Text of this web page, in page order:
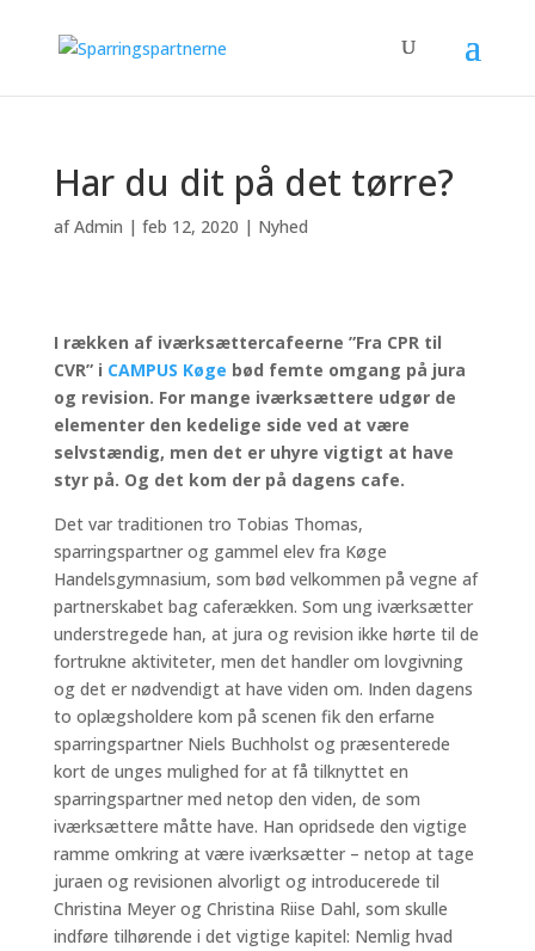
Har du dit på det tørre?
afAdmin | feb 12, 2020 | Nyhed
I rækken af iværksættercafeerne ”Fra CPR til
CVR” i CAMPUS Køge bød femte omgang på jura
og revision. For mange iværksættere udgør de
elementer den kedelige side ved at være
selvstændig, men det er uhyre vigtigt at have
styr på. Og det kom der på dagens cafe.
Det var traditionen tro Tobias Thomas,
sparringspartner og gammel elev fra Køge
Handelsgymnasium, som bød velkommen på vegne af
partnerskabet bag caferækken. Som ung iværksætter
understregede han, at jura og revision ikke hørte til de
fortrukne aktiviteter, men det handler om lovgivning
og det er nødvendigt at have viden om. Inden dagens
to oplægsholdere kom på scenen fik den erfarne
sparringspartner Niels Buchholst og præsenterede
kort de unges mulighed for at få tilknyttet en
sparringspartner med netop den viden, de som
iværksættere måtte have. Han opridsede den vigtige
ramme omkring at være iværksætter – netop at tage
juraen og revisionen alvorligt og introducerede til
Christina Meyer og Christina Riise Dahl, som skulle
indføre tilhørende i det vigtige kapitel: Nemlig hvad